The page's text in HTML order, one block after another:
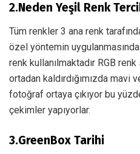
2.Neden Yeşil Renk
Tüm renkler 3 ana renk
özel yöntemin
renk kullanılmaktadır RGB
ortadan kaldırdığımızda mavi
fotoğraf ortaya çıkıyor bu
çekimler yapıyorlar.
3.GreenBox Tarihi